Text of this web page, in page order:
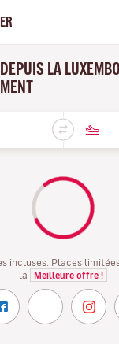
LA
incluses. Places
la
Meilleure offre !